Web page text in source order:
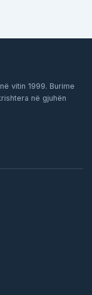
vitin 1999. Burime
në gjuhën